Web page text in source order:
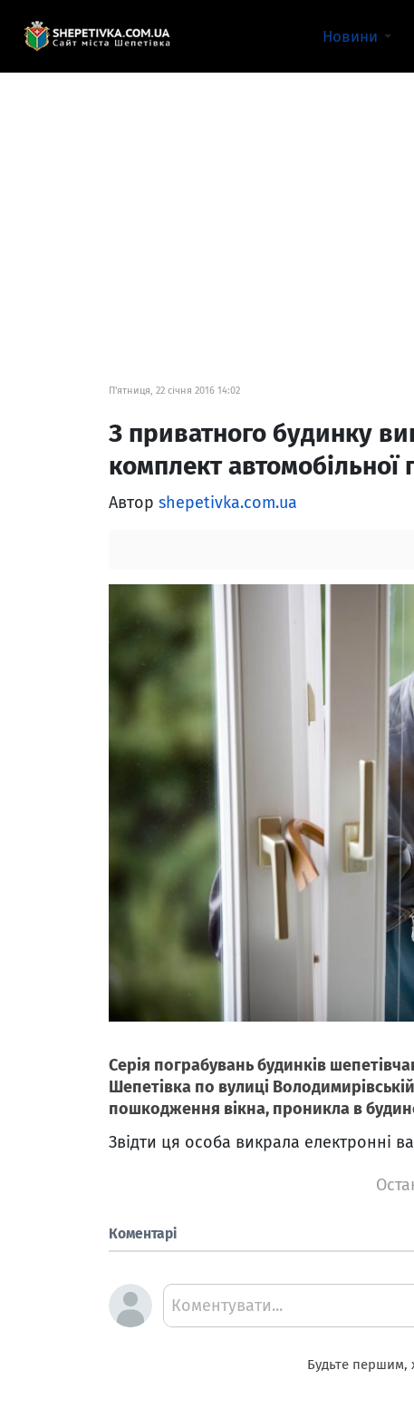
Новини
П'ятниця, 22 січня 2016 14:02
З приватного будинку
комплект автомобільної
Автор shepetivka.com.ua
Серія пограбувань будинків
Шепетівка по вулиці
пошкодження вікна, проникла в
Звідти ця особа викрала електронні
Коментарі
Коментувати...
Будьте першим,